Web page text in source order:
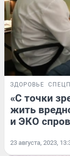
ЗДОРОВЬЕ
«С точки
жить
и ЭКО
23 августа, 2023,